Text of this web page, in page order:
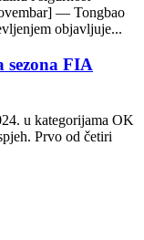
— Tongbao
objavljuje...
FIA
u kategorijama OK
Prvo od četiri